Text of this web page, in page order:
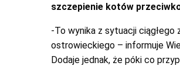
szczepienie kotów
-To wynika z sytuacji
ostrowieckiego – informuje
Dodaje jednak, że póki co